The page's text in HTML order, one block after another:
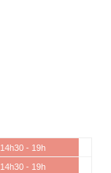
14h30 - 19h
14h30 - 19h